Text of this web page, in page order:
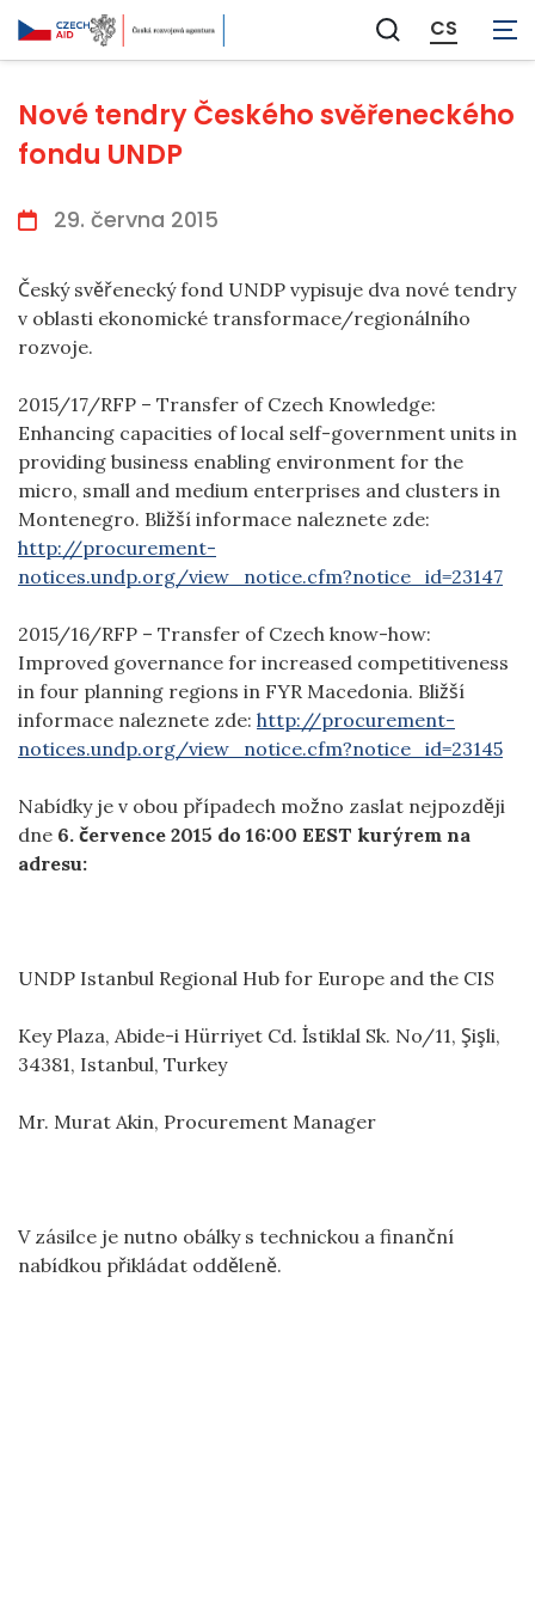
Zobrazit
vyhledávání
CS
Nové tendry Českého svěřeneckého
fondu UNDP
29. června 2015
Český svěřenecký fond UNDP vypisuje dva nové tendry
v oblasti ekonomické transformace/regionálního
rozvoje.
2015/17/RFP – Transfer of Czech Knowledge:
Enhancing capacities of local self-government units in
providing business enabling environment for the
micro, small and medium enterprises and clusters in
Montenegro. Bližší informace naleznete zde:
http://procurement-
notices.undp.org/view_notice.cfm?notice_id=23147
2015/16/RFP – Transfer of Czech know-how:
Improved governance for increased competitiveness
in four planning regions in FYR Macedonia. Bližší
informace naleznete zde: http://procurement-
notices.undp.org/view_notice.cfm?notice_id=23145
Nabídky je v obou případech možno zaslat nejpozději
dne 6. července 2015 do 16:00 EEST kurýrem na
adresu:
UNDP Istanbul Regional Hub for Europe and the CIS
Key Plaza, Abide-i Hürriyet Cd. İstiklal Sk. No/11, Şişli,
34381, Istanbul, Turkey
Mr. Murat Akin, Procurement Manager
V zásilce je nutno obálky s technickou a finanční
nabídkou přikládat odděleně.